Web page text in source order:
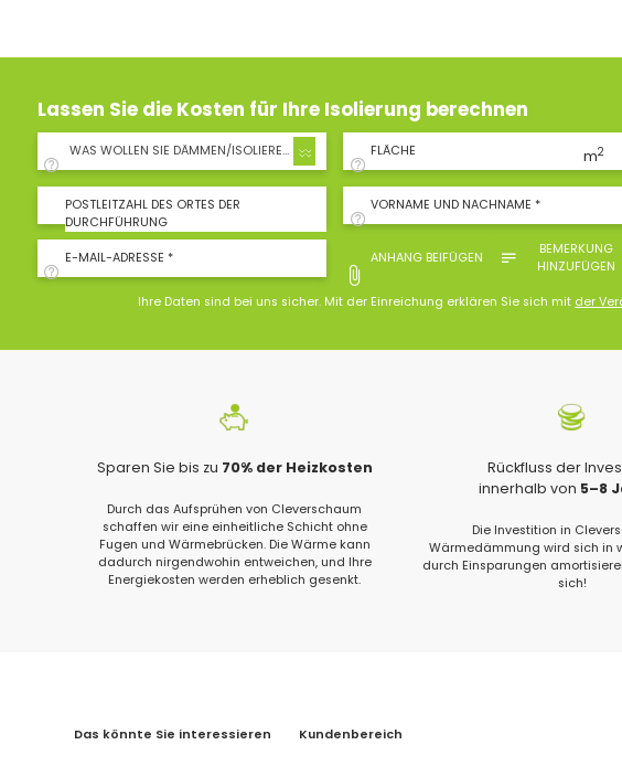
Lassen Sie die Kosten für Ihre Isolierung berechnen
WAS WOLLEN SIE DÄMMEN/ISOLIEREN? FLÄCHE m2
POSTLEITZAHL DES ORTES DER
DURCHFÜHRUNG
VORNAME UND NACHNAME *
E-MAIL-ADRESSE * ANHANG BEIFÜGEN
BEMERKUNG
HINZUFÜGEN
Ihre Daten sind bei uns sicher. Mit der Einreichung erklären Sie sich mit der
Sparen Sie bis zu 70% der Heizkosten
Durch das Aufsprühen von Cleverschaum
schaffen wir eine einheitliche Schicht ohne
Fugen und Wärmebrücken. Die Wärme kann
dadurch nirgendwohin entweichen, und Ihre
Energiekosten werden erheblich gesenkt.
Rückfluss der
innerhalb von 5–8
Die Investition in
Wärmedämmung wird sich in
durch Einsparungen
sich!
Das könnte Sie interessieren Kundenbereich